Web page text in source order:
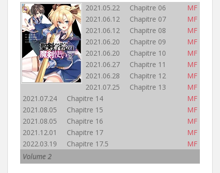
2021.05.22 Chapitre 06
MF
2021.06.12 Chapitre 07
MF
2021.06.12 Chapitre 08
MF
2021.06.20 Chapitre 09
MF
2021.06.20 Chapitre 10
MF
2021.06.27 Chapitre 11
MF
2021.06.28 Chapitre 12
MF
2021.07.25 Chapitre 13
MF
2021.07.24 Chapitre 14
MF
2021.08.05 Chapitre 15
MF
2021.08.05 Chapitre 16
MF
2021.12.01 Chapitre 17
MF
2022.03.19 Chapitre 17.5
MF
Volume 2